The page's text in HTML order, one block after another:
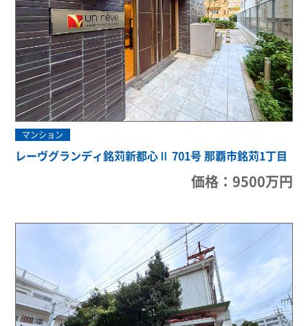
マンション
レーヴグランディ銘苅新都心Ⅱ 701号 那覇市銘苅1丁目
価格：9500万円